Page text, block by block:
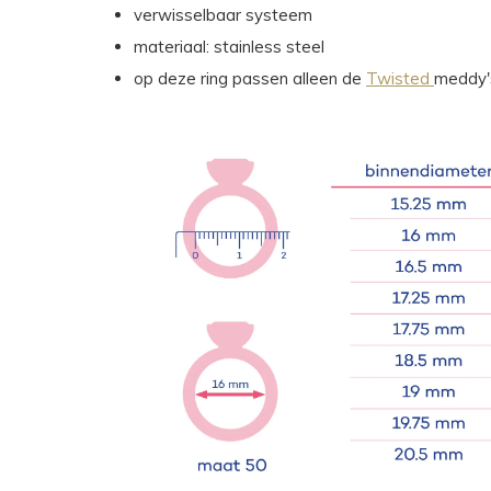
verwisselbaar systeem
materiaal: stainless steel
op deze ring passen alleen de Twisted